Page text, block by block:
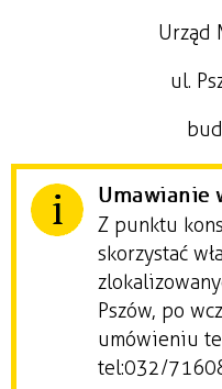
Urząd
ul.
Umawianie
Z punktu
skorzystać
Pszów, po
umówieniu
tel: 032/